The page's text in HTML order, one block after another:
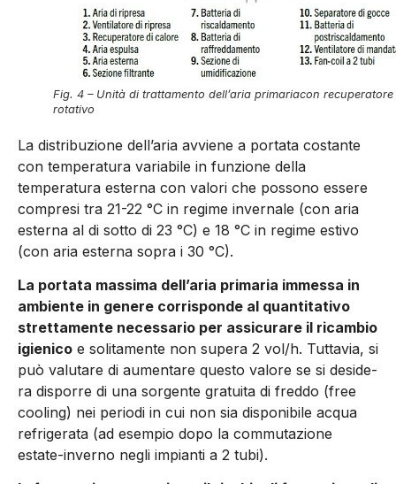
Fig. 4 – Unità di trattamento dell’aria primariacon recuperatore
rotativo
La distribuzione dell’aria avviene a portata costante
con tempe­ratura variabile in funzione della
temperatura esterna con valori che possono essere
compresi tra 21-22 °C in regime invernale (con aria
esterna al di sotto di 23 °C) e 18 °C in regime estivo
(con aria esterna sopra i 30 °C).
La portata massima dell’aria primaria immessa in
ambiente in genere corrisponde al quantitativo
strettamente necessario per assicurare il ricambio
igienico e solitamente non supera 2 vol/h. Tuttavia, si
può valutare di aumentare questo valore se si deside­
ra disporre di una sorgente gratuita di freddo (free
cooling) nei periodi in cui non sia disponibile acqua
refrigerata (ad esempio dopo la commutazione
estate-inverno negli impianti a 2 tubi).